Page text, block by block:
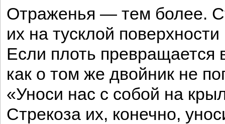
Отраженья — тем более.
их на тусклой поверхности
Если плоть превращается
как о том же двойник не
«Уноси нас с собой на
Стрекоза их, конечно,